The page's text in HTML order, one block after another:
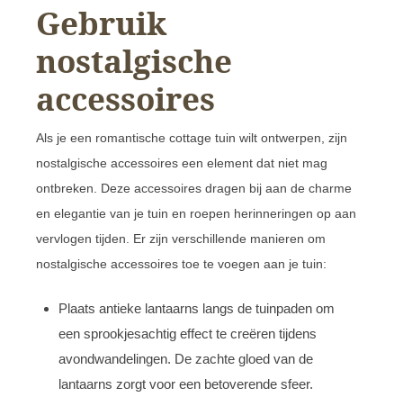
Gebruik
nostalgische
accessoires
Als je een romantische cottage tuin wilt ontwerpen, zijn
nostalgische accessoires een element dat niet mag
ontbreken. Deze accessoires dragen bij aan de charme
en elegantie van je tuin en roepen herinneringen op aan
vervlogen tijden. Er zijn verschillende manieren om
nostalgische accessoires toe te voegen aan je tuin:
Plaats antieke lantaarns langs de tuinpaden om
een sprookjesachtig effect te creëren tijdens
avondwandelingen. De zachte gloed van de
lantaarns zorgt voor een betoverende sfeer.